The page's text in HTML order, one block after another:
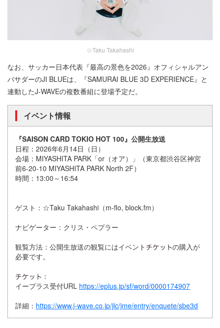
☆Taku Takahashi
なお、サッカー日本代表『最高の景色を2026』オフィシャルアン
バサダーのJI BLUEは、『SAMURAI BLUE 3D EXPERIENCE』と
連動したJ-WAVEの複数番組に登場予定だ。
イベント情報
『SAISON CARD TOKIO HOT 100』公開生放送
日程：2026年6月14日（日）
会場：MIYASHITA PARK「or（オア）」（東京都渋谷区神宮
前6-20-10 MIYASHITA PARK North 2F）
時間：13:00～16:54
ゲスト：☆Taku Takahashi（m-flo, block.fm）
ナビゲーター：クリス・ペプラー
観覧方法：公開生放送の観覧にはイベント
の購入が
必要です。
：
イープラス受付URL https://eplus.jp/sf/word/0000174907
詳細： https://www.j-wave.co.jp/jlc/jme/entry/enquete/sbe3d